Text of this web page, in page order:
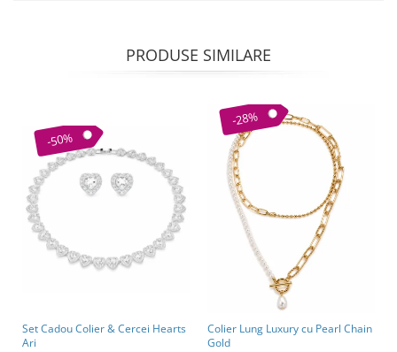
PRODUSE SIMILARE
-50%
Set Cadou Colier & Cercei Hearts
Ari
-28%
Colier Lung Luxury cu Pearl Chain
Gold